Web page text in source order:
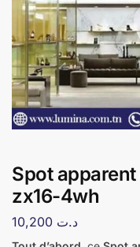
Spot
zx16-4wh
د.ت